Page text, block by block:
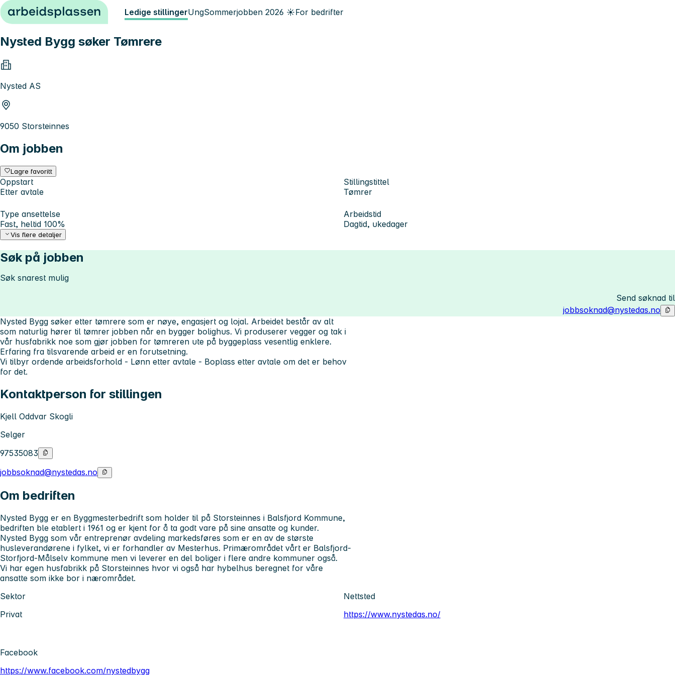
Hopp til innhold Ledige stillingerUngSommerjobben 2026 ☀️For bedrifter
Nysted Bygg søker Tømrere
Nysted AS
9050 Storsteinnes
Om jobben
Lagre favoritt
Oppstart
Etter avtale
Stillingstittel
Tømrer
Type ansettelse
Fast, heltid 100%
Arbeidstid
Dagtid, ukedager
Vis flere detaljer
Søk på jobben
Søk snarest mulig
Send søknad til
jobbsoknad@nystedas.no
Nysted Bygg søker etter tømrere som er nøye, engasjert og lojal. Arbeidet består av alt
som naturlig hører til tømrer jobben når en bygger bolighus. Vi produserer vegger og tak i
vår husfabrikk noe som gjør jobben for tømreren ute på byggeplass vesentlig enklere.
Erfaring fra tilsvarende arbeid er en forutsetning.
Vi tilbyr ordende arbeidsforhold - Lønn etter avtale - Boplass etter avtale om det er behov
for det.
Kontaktperson for stillingen
Kjell Oddvar Skogli
Selger
97535083
jobbsoknad@nystedas.no
Om bedriften
Nysted Bygg er en Byggmesterbedrift som holder til på Storsteinnes i Balsfjord Kommune,
bedriften ble etablert i 1961 og er kjent for å ta godt vare på sine ansatte og kunder.
Nysted Bygg som vår entreprenør avdeling markedsføres som er en av de største
husleverandørene i fylket, vi er forhandler av Mesterhus. Primærområdet vårt er Balsfjord-
Storfjord-Målselv kommune men vi leverer en del boliger i flere andre kommuner også.
Vi har egen husfabrikk på Storsteinnes hvor vi også har hybelhus beregnet for våre
ansatte som ikke bor i nærområdet.
Sektor
Privat
Nettsted
https://www.nystedas.no/
Facebook
https://www.facebook.com/nystedbygg